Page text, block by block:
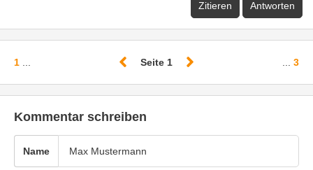
Zitieren Antworten
1 3
Seite 1
Kommentar schreiben
Name